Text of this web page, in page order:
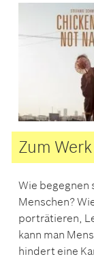
Zum Werk
Wie begegnen
Menschen?
porträtieren,
kann man
hindert eine